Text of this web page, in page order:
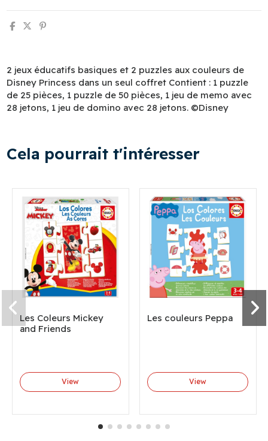
2 jeux éducatifs basiques et 2 puzzles aux couleurs de
Disney Princess dans un seul coffret Contient : 1 puzzle
de 25 pièces, 1 puzzle de 50 pièces, 1 jeu de memo avec
28 jetons, 1 jeu de domino avec 28 jetons. ©Disney
Cela pourrait t'intéresser
Les Coleurs Mickey
and Friends
View
Les couleurs Peppa
View